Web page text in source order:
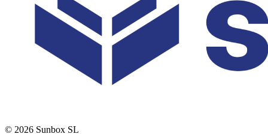
© 2026 Sunbox SL